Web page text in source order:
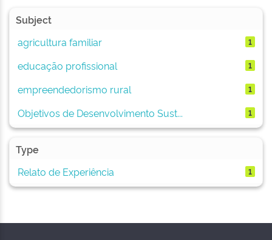
Subject
agricultura familiar
1
educação profissional 1
empreendedorismo rural 1
Objetivos de Desenvolvimento Sust... 1
Type
Relato de Experiência
1